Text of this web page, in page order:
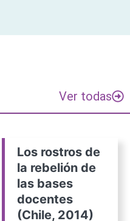
Ver todas
Los rostros de
la rebelión de
las bases
docentes
(Chile, 2014)